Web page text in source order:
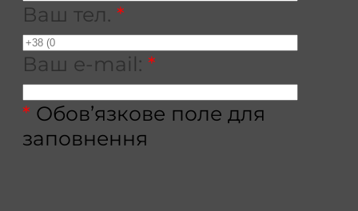
Ваш тел. *
Ваш e-mail: *
* Обов’язкове поле для
заповнення